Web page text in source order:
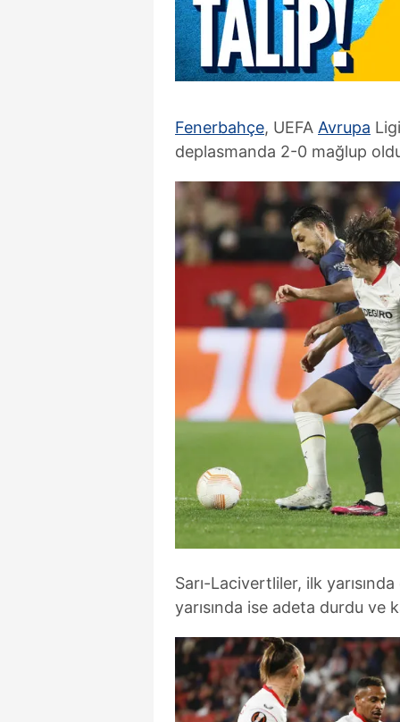
Fenerbahçe, UEFA Avrupa
deplasmanda 2-0 mağlup
Sarı-Lacivertliler, ilk
yarısında ise adeta durdu ve